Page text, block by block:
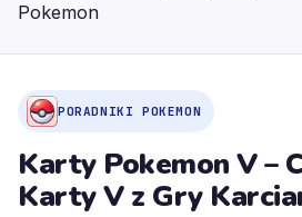
Pokemon
PORADNIKI POKEMON
Karty Pokemon V –
Karty V z Gry